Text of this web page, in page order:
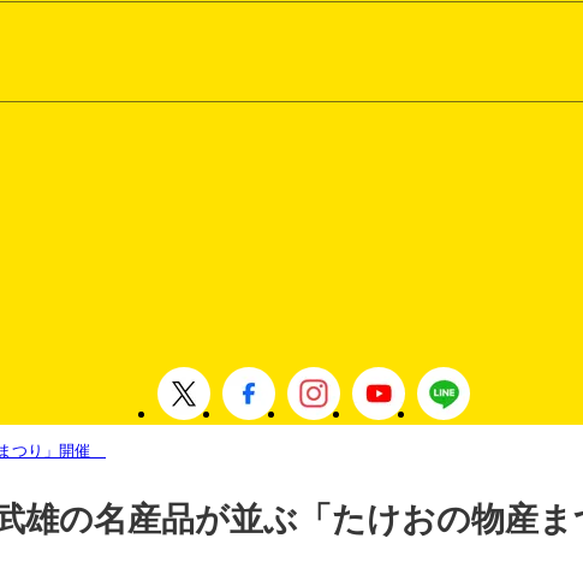
つり」開催
雄の名産品が並ぶ「たけおの物産